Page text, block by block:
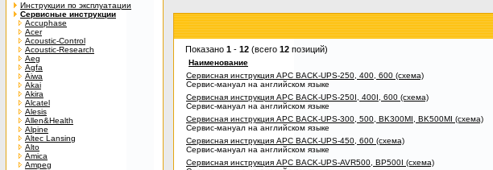
Инструкции по эксплуатации
Сервисные инструкции
Accuphase
Acer
Acoustic-Control
Acoustic-Research
Aeg
Agfa
Aiwa
Akai
Akira
Alcatel
Alesis
Allen&Health
Alpine
Altec Lansing
Alto
Amica
Ampeg
Показано 1 - 12 (всего 12 позиций)
Наименование
Сервисная инструкция APC BACK-UPS-250, 400, 600 (схема)
Сервис-мануал на английском языке
Сервисная инструкция APC BACK-UPS-250I, 400I, 600 (схема)
Сервис-мануал на английском языке
Сервисная инструкция APC BACK-UPS-300, 500, BK300MI, BK500MI (схема)
Сервис-мануал на английском языке
Сервисная инструкция APC BACK-UPS-450, 600 (схема)
Сервис-мануал на английском языке
Сервисная инструкция APC BACK-UPS-AVR500, BP500I (схема)